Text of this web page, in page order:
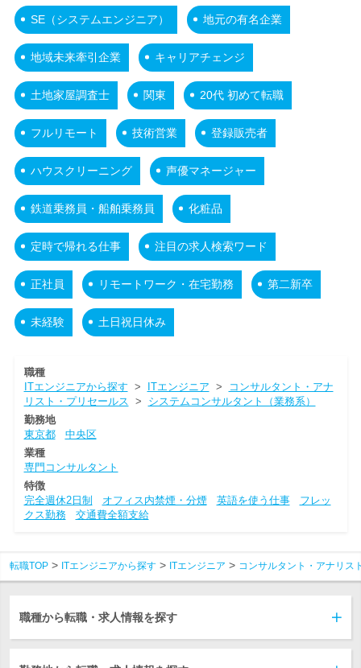
SE（システムエンジニア） 地元の有名企業
地域未来牽引企業 キャリアチェンジ
土地家屋調査士 関東 20代 初めて転職
フルリモート 技術営業 登録販売者
ハウスクリーニング 声優マネージャー
鉄道乗務員・船舶乗務員 化粧品
定時で帰れる仕事 注目の求人検索ワード
正社員 リモートワーク・在宅勤務 第二新卒
未経験 土日祝日休み
職種
ITエンジニアから探す > ITエンジニア >
コンサルタント・アナ
リスト・プリセールス > システムコンサルタント（業務系）
勤務地
東京都
中央区
業種
専門コンサルタント
特徴
完全週休2日制
オフィス内禁煙・分煙 英語を使う仕事
フレッ
クス勤務
交通費全額支給
転職TOP ITエンジニアから探す ITエンジニア コンサルタント・アナリス
職種から転職・求人情報を探す